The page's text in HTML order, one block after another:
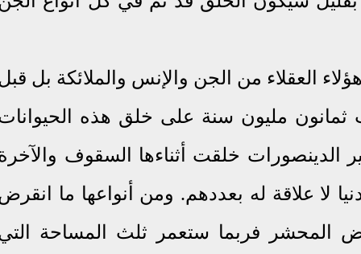
العقلاء من الجن والإنس والملائكة بل
مليون سنة على خلق هذه
الدينصورات خلقت أثناءها السقوف
لا علاقة له بعددهم. ومن أنواعها ما
المحشر فربما ستعمر ثلث المساحة